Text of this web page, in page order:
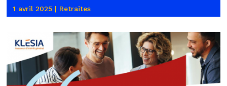
1 avril 2025 | Retraites